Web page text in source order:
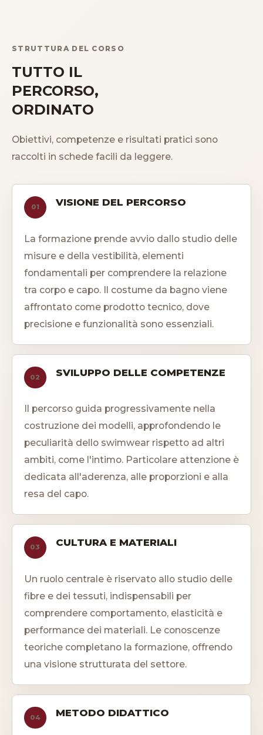
STRUTTURA DEL CORSO
TUTTO IL
PERCORSO,
ORDINATO
Obiettivi, competenze e risultati pratici sono
raccolti in schede facili da leggere.
01 VISIONE DEL PERCORSO
La formazione prende avvio dallo studio delle
misure e della vestibilità, elementi
fondamentali per comprendere la relazione
tra corpo e capo. Il costume da bagno viene
affrontato come prodotto tecnico, dove
precisione e funzionalità sono essenziali.
02 SVILUPPO DELLE COMPETENZE
Il percorso guida progressivamente nella
costruzione dei modelli, approfondendo le
peculiarità dello swimwear rispetto ad altri
ambiti, come l'intimo. Particolare attenzione è
dedicata all'aderenza, alle proporzioni e alla
resa del capo.
03 CULTURA E MATERIALI
Un ruolo centrale è riservato allo studio delle
fibre e dei tessuti, indispensabili per
comprendere comportamento, elasticità e
performance dei materiali. Le conoscenze
teoriche completano la formazione, offrendo
una visione strutturata del settore.
04 METODO DIDATTICO